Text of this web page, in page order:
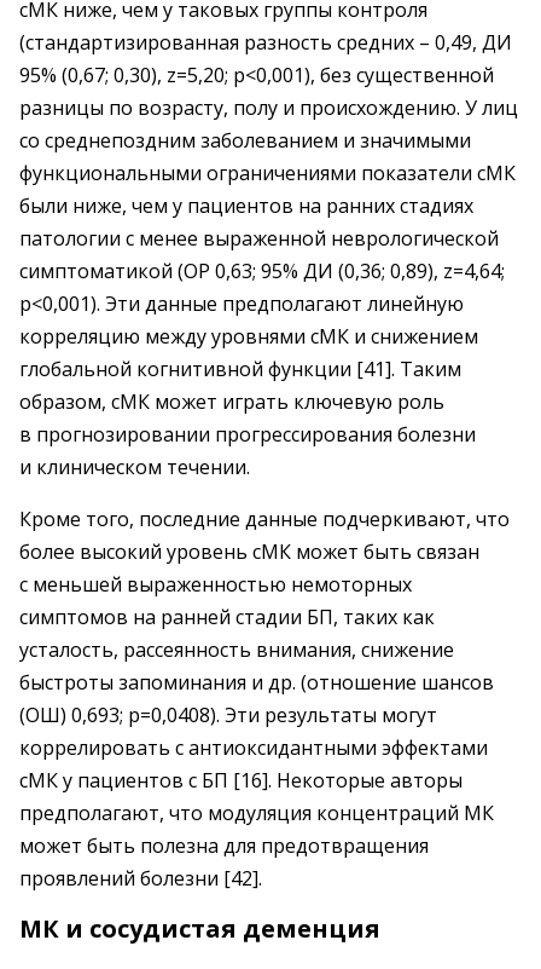
сМК ниже, чем у таковых группы контроля
(стандартизированная разность средних – 0,49, ДИ
95% (0,67; 0,30), z=5,20; р<0,001), без существенной
разницы по возрасту, полу и происхождению. У лиц
со среднепоздним заболеванием и значимыми
функциональными ограничениями показатели сМК
были ниже, чем у пациентов на ранних стадиях
патологии с менее выраженной неврологической
симптоматикой (ОР 0,63; 95% ДИ (0,36; 0,89), z=4,64;
р<0,001). Эти данные предполагают линейную
корреляцию между уровнями сМК и снижением
глобальной когнитивной функции [41]. Таким
образом, сМК может играть ключевую роль
в прогнозировании прогрессирования болезни
и клиническом течении.
Кроме того, последние данные подчеркивают, что
более высокий уровень сМК может быть связан
с меньшей выраженностью немоторных
симптомов на ранней стадии БП, таких как
усталость, рассеянность внимания, снижение
быстроты запоминания и др. (отношение шансов
(ОШ) 0,693; р=0,0408). Эти результаты могут
коррелировать с антиоксидантными эффектами
сМК у пациентов с БП [16]. Некоторые авторы
предполагают, что модуляция концентраций МК
может быть полезна для предотвращения
проявлений болезни [42].
МК и сосудистая деменция